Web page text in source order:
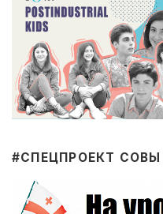
#CПЕЦПРОЕКТ СОВЫ